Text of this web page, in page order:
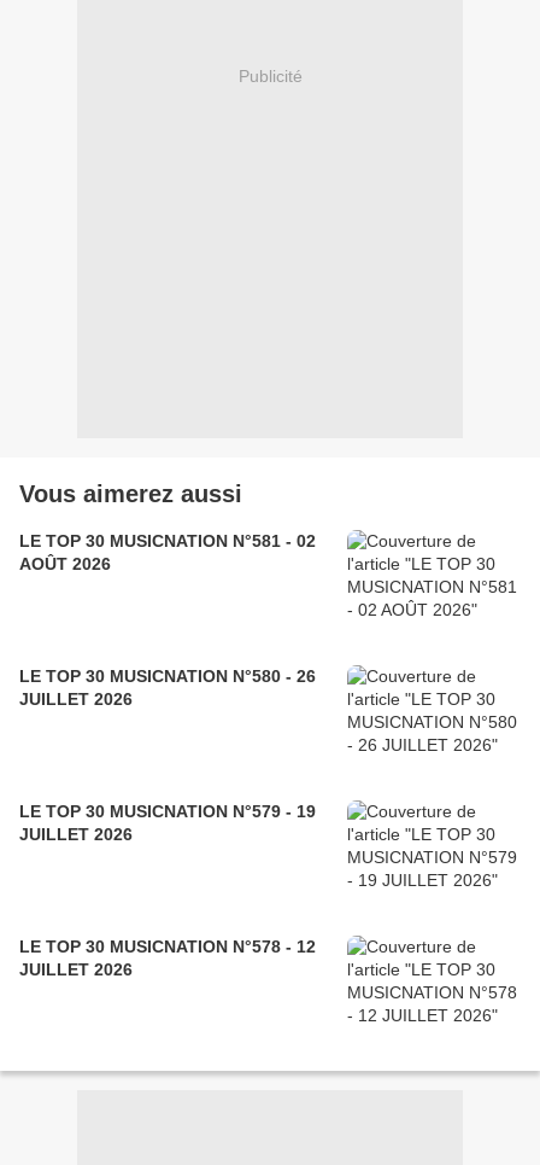
Publicité
Vous aimerez aussi
LE TOP 30 MUSICNATION N°581 - 02
AOÛT 2026
LE TOP 30 MUSICNATION N°580 - 26
JUILLET 2026
LE TOP 30 MUSICNATION N°579 - 19
JUILLET 2026
LE TOP 30 MUSICNATION N°578 - 12
JUILLET 2026